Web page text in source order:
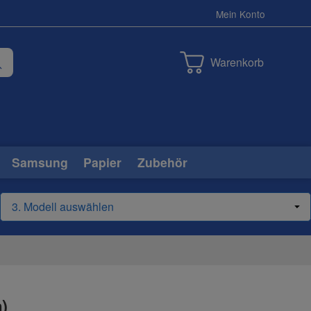
Mein Konto
Warenkorb
Samsung Papier Zubehör